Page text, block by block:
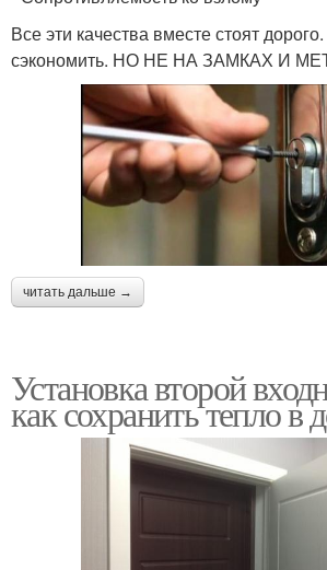
Все эти качества вместе стоят
сэкономить. НО НЕ НА ЗАМКАХ И
читать дальше →
Установка второй
как сохранить тепло в